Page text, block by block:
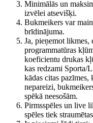
Minimālās un
izvēlei atsevišķi.
Bukmeikers var
brīdinājuma.
Ja, pieņemot
programmatūras
koeficientu drukas
kas redzami Sporta/
kādas citas
nepareizi,
spēkā neesošām.
Pirmsspēles un live
spēles tiek